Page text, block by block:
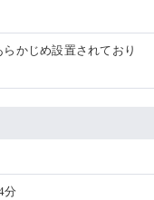
かじめ設置されており
分